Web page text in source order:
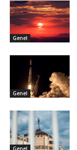
Genel
Genel
Genel